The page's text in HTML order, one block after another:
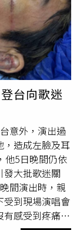
）。雙
國企業目前對重
沙拉能履行保護
派（Alawite）
衝突。另一項
，以及目前仍
。敘利亞已於
兼「中東與北
拉班迪
極為重要」，
實」，尤其是
方國家的支持
伊斯蘭國的重
亞的領土控
美國停止援助
安排8天7夜，每
手指龜裂、鼻腔
本行，結果才玩
奏。因此，不
、體力與休息
，也有另一派旅
是天數，而是
店、長時間拉
之，只要停留
兩個景點，10
急著趕行程。不
有標準答案，
體力調整。有
步調深入體驗
能讓旅程更加盡
台向歌迷
意外，演出過
，造成左臉及耳
他5日晚間仍依
發大批歌迷關
間演出時，親
受到現場演唱會
感受到疼痛，